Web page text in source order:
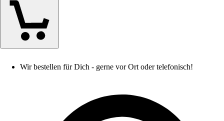
Wir bestellen für Dich - gerne vor Ort oder telefonisch!